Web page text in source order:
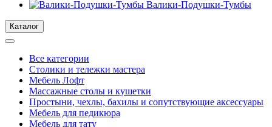
Валики-Подушки-Тумбы
Каталог
Все категории
Столики и тележки мастера
Мебель Лофт
Массажные столы и кушетки
Простыни, чехлы, бахилы и сопутствующие аксессуары
Мебель для педикюра
Мебель для тату